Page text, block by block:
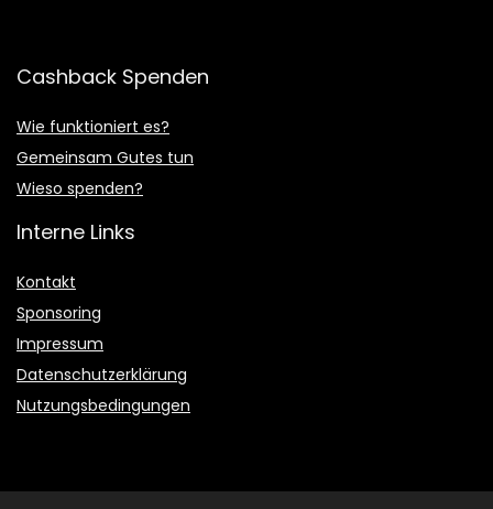
Cashback Spenden
Wie funktioniert es?
Gemeinsam Gutes tun
Wieso spenden?
Interne Links
Kontakt
Sponsoring
Impressum
Datenschutzerklärung
Nutzungsbedingungen